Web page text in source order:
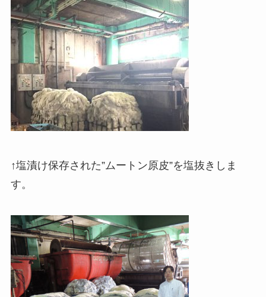
↑塩漬け保存された”ムートン原皮”を塩抜きしま
す。